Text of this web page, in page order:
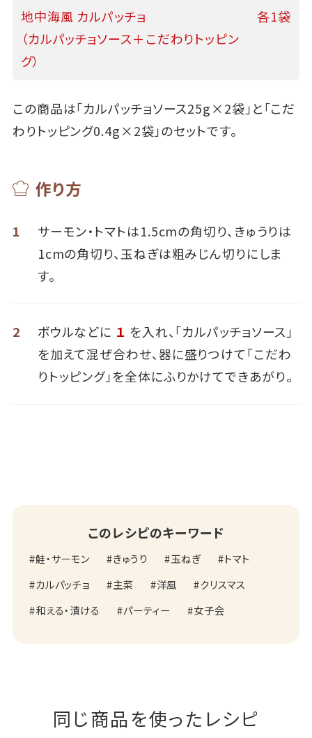
地中海風 カルパッチョ
（カルパッチョソース＋こだわりトッピン
グ）
各1袋
この商品は「カルパッチョソース25g×2袋」と「こだ
わりトッピング0.4g×2袋」のセットです。
作り方
1
サーモン・トマトは1.5cmの角切り、きゅうりは
1cmの角切り、玉ねぎは粗みじん切りにしま
す。
2 ボウルなどに １ を入れ、「カルパッチョソース」
を加えて混ぜ合わせ、器に盛りつけて「こだわ
りトッピング」を全体にふりかけてできあがり。
このレシピのキーワード
鮭・サーモン きゅうり 玉ねぎ
トマト
カルパッチョ
主菜 洋風
クリスマス
和える・漬ける
パーティー 女子会
同じ商品を使ったレシピ